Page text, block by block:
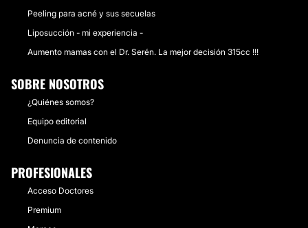
Peeling para acné y sus secuelas
Liposucción - mi experiencia -
Aumento mamas con el Dr. Serén. La mejor decisión 315cc !!!
SOBRE NOSOTROS
¿Quiénes somos?
Equipo editorial
Denuncia de contenido
PROFESIONALES
Acceso Doctores
Premium